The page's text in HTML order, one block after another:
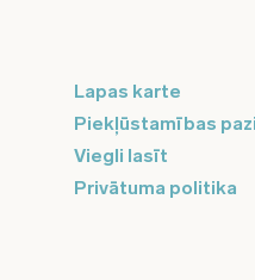
Lapas karte
Piekļūstamības
Viegli lasīt
Privātuma politika